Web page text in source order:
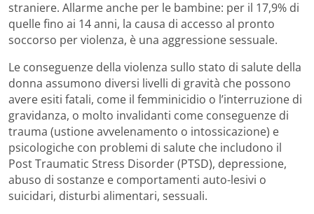
straniere. Allarme anche per le bambine: per il 17,9% di
quelle fino ai 14 anni, la causa di accesso al pronto
soccorso per violenza, è una aggressione sessuale.
Le conseguenze della violenza sullo stato di salute della
donna assumono diversi livelli di gravità che possono
avere esiti fatali, come il femminicidio o l’interruzione di
gravidanza, o molto invalidanti come conseguenze di
trauma (ustione avvelenamento o intossicazione) e
psicologiche con problemi di salute che includono il
Post Traumatic Stress Disorder (PTSD), depressione,
abuso di sostanze e comportamenti auto-lesivi o
suicidari, disturbi alimentari, sessuali.